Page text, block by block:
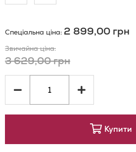
Списку
Бажань
порівняння
Спеціальна ціна 2 899,00 грн
Звичайна ціна
3 629,00 грн
Купити